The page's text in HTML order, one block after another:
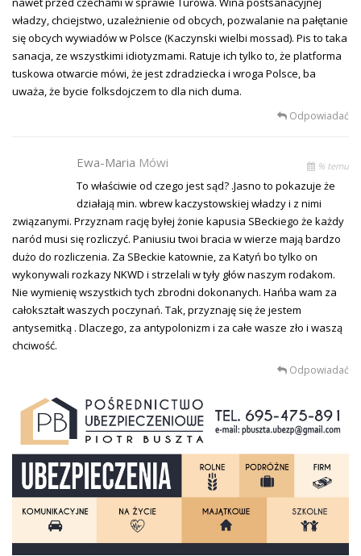
władzy, chciejstwo, uzależnienie od obcych, pozwalanie na pałętanie
się obcych wywiadów w Polsce (Kaczynski wielbi mossad). Pis to taka
sanacja, ze wszystkimi idiotyzmami. Ratuje ich tylko to, że platforma
tuskowa otwarcie mówi, że jest zdradziecka i wroga Polsce, ba
uważa, że bycie folksdojczem to dla nich duma.
Odpowiadać
Ewa-Maria Mówi % temu
To właściwie od czego jest sąd? .Jasno to pokazuje że
działają min. wbrew kaczystowskiej władzy i z nimi
związanymi. Przyznam rację byłej żonie kapusia SBeckiego że każdy
naród musi się rozliczyć. Paniusiu twoi bracia w wierze mają bardzo
dużo do rozliczenia. Za SBeckie katownie, za Katyń bo tylko on
wykonywali rozkazy NKWD i strzelali w tyły głów naszym rodakom.
Nie wymienię wszystkich tych zbrodni dokonanych. Hańba wam za
całokształt waszych poczynań. Tak, przyznaję się że jestem
antysemitką . Dlaczego, za antypolonizm i za całe wasze zło i waszą
chciwość.
Odpowiadać